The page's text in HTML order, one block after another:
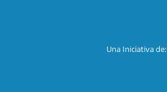
Una Iniciativa de: